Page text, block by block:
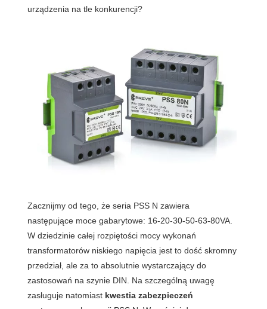
urządzenia na tle konkurencji?
Zacznijmy od tego, że seria PSS N zawiera
następujące moce gabarytowe: 16-20-30-50-63-80VA.
W dziedzinie całej rozpiętości mocy wykonań
transformatorów niskiego napięcia jest to dość skromny
przedział, ale za to absolutnie wystarczający do
zastosowań na szynie DIN. Na szczególną uwagę
zasługuje natomiast kwestia zabezpieczeń